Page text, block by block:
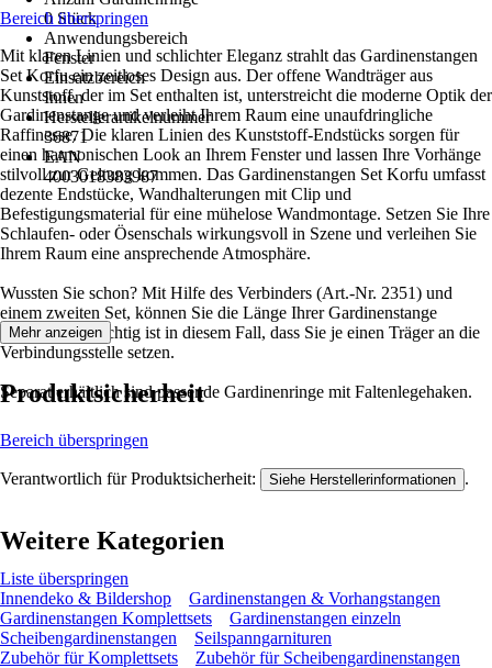
0 Stück
Anwendungsbereich
Fenster
Einsatzbereich
Innen
Herstellerartikelnummer
36871
EAN
4003018383987
Bereich überspringen
Mit klaren Linien und schlichter Eleganz strahlt das Gardinenstangen
Set Korfu ein zeitloses Design aus. Der offene Wandträger aus
Kunststoff, der im Set enthalten ist, unterstreicht die moderne Optik der
Gardinenstange und verleiht Ihrem Raum eine unaufdringliche
Raffinesse. Die klaren Linien des Kunststoff-Endstücks sorgen für
einen harmonischen Look an Ihrem Fenster und lassen Ihre Vorhänge
stilvoll zur Geltung kommen. Das Gardinenstangen Set Korfu umfasst
dezente Endstücke, Wandhalterungen mit Clip und
Befestigungsmaterial für eine mühelose Wandmontage. Setzen Sie Ihre
Schlaufen- oder Ösenschals wirkungsvoll in Szene und verleihen Sie
Ihrem Raum eine ansprechende Atmosphäre.
Wussten Sie schon? Mit Hilfe des Verbinders (Art.-Nr. 2351) und
einem zweiten Set, können Sie die Länge Ihrer Gardinenstange
verdoppeln. Wichtig ist in diesem Fall, dass Sie je einen Träger an die
Verbindungsstelle setzen.
Separat erhältlich sind passende Gardinenringe mit Faltenlegehaken.
Mehr anzeigen
Produktsicherheit
Bereich überspringen
Verantwortlich für Produktsicherheit: Siehe Herstellerinformationen .
Weitere Kategorien
Liste überspringen
Innendeko & Bildershop
Gardinenstangen & Vorhangstangen
Gardinenstangen Komplettsets
Gardinenstangen einzeln
Scheibengardinenstangen
Seilspanngarnituren
Zubehör für Komplettsets
Zubehör für Scheibengardinenstangen